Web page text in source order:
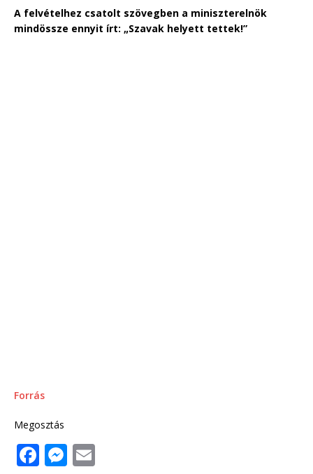
A felvételhez csatolt szövegben a miniszterelnök
mindössze ennyit írt: „Szavak helyett tettek!”
Forrás
Megosztás
F M